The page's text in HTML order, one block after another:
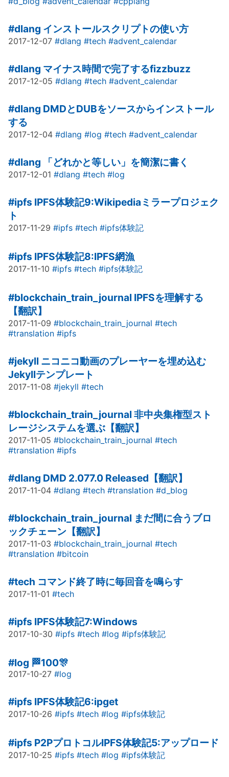
#dlang インストールスクリプトの使い方
2017-12-07 #dlang #tech #advent_calendar
#dlang マイナス時間で完了するfizzbuzz
2017-12-05 #dlang #tech #advent_calendar
#dlang DMDとDUBをソースからインストール
する
2017-12-04 #dlang #log #tech #advent_calendar
#dlang 「どれかと等しい」を簡潔に書く
2017-12-01 #dlang #tech #log
#ipfs IPFS体験記9:Wikipediaミラープロジェク
ト
2017-11-29 #ipfs #tech #ipfs体験記
#ipfs IPFS体験記8:IPFS網漁
2017-11-10 #ipfs #tech #ipfs体験記
#blockchain_train_journal IPFSを理解する
【翻訳】
2017-11-09 #blockchain_train_journal #tech
#translation #ipfs
#jekyll ニコニコ動画のプレーヤーを埋め込む
Jekyllテンプレート
2017-11-08 #jekyll #tech
#blockchain_train_journal 非中央集権型スト
レージシステムを選ぶ【翻訳】
2017-11-05 #blockchain_train_journal #tech
#translation #ipfs
#dlang DMD 2.077.0 Released【翻訳】
2017-11-04 #dlang #tech #translation #d_blog
#blockchain_train_journal まだ間に合うブロ
ックチェーン【翻訳】
2017-11-03 #blockchain_train_journal #tech
#translation #bitcoin
#tech コマンド終了時に毎回音を鳴らす
2017-11-01 #tech
#ipfs IPFS体験記7:Windows
2017-10-30 #ipfs #tech #log #ipfs体験記
#log 🏁100🎊
2017-10-27 #log
#ipfs IPFS体験記6:ipget
2017-10-26 #ipfs #tech #log #ipfs体験記
#ipfs P2PプロトコルIPFS体験記5:アップロード
2017-10-25 #ipfs #tech #log #ipfs体験記